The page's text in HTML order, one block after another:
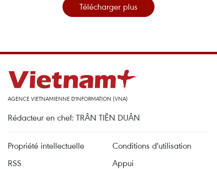
Télécharger plus
AGENCE VIETNAMIENNE D'INFORMATION (VNA)
Rédacteur en chef: TRÂN TIÊN DUÂN
Propriété intellectuelle
Conditions d'utilisation
RSS
Appui